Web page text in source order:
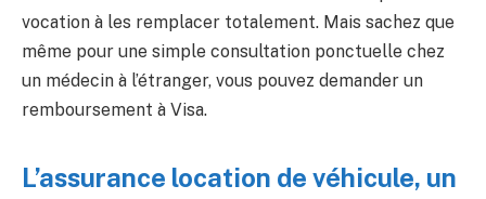
vocation à les remplacer totalement. Mais sachez que
même pour une simple consultation ponctuelle chez
un médecin à l’étranger, vous pouvez demander un
remboursement à Visa.
L’assurance location de véhicule, un